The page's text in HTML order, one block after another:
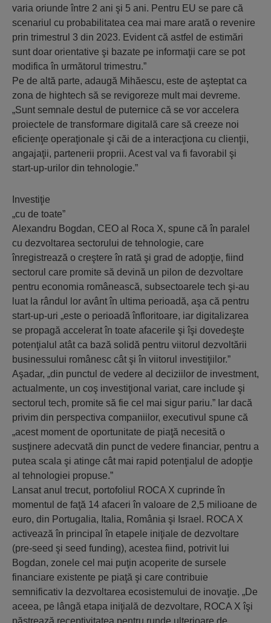
varia oriunde între 2 ani şi 5 ani. Pentru EU se pare că
scenariul cu probabilitatea cea mai mare arată o revenire
prin trimestrul 3 din 2023. Evident că astfel de estimări
sunt doar orientative şi bazate pe informaţii care se pot
modifica în următorul trimestru.”
Pe de altă parte, adaugă Mihăescu, este de aşteptat ca
zona de hightech să se revigoreze mult mai devreme.
„Sunt semnale destul de puternice că se vor accelera
proiectele de transformare digitală care să creeze noi
eficienţe operaţionale şi căi de a interacţiona cu clienţii,
angajaţii, partenerii proprii. Acest val va fi favorabil şi
start-up-urilor din tehnologie.”
Investiţie
„cu de toate”
Alexandru Bogdan, CEO al Roca X, spune că în paralel
cu dezvoltarea sectorului de tehnologie, care
înregistrează o creştere în rată şi grad de adopţie, fiind
sectorul care promite să devină un pilon de dezvoltare
pentru economia românească, subsectoarele tech şi-au
luat la rândul lor avânt în ultima perioadă, aşa că pentru
start-up-uri „este o perioadă înfloritoare, iar digitalizarea
se propagă accelerat în toate afacerile şi îşi dovedeşte
potenţialul atât ca bază solidă pentru viitorul dezvoltării
businessului românesc cât şi în viitorul investiţiilor.”
Aşadar, „din punctul de vedere al deciziilor de investment,
actualmente, un coş investiţional variat, care include şi
sectorul tech, promite să fie cel mai sigur pariu.” Iar dacă
privim din perspectiva companiilor, executivul spune că
„acest moment de oportunitate de piaţă necesită o
susţinere adecvată din punct de vedere financiar, pentru a
putea scala şi atinge cât mai rapid potenţialul de adopţie
al tehnologiei propuse.”
Lansat anul trecut, portofoliul ROCA X cuprinde în
momentul de faţă 14 afaceri în valoare de 2,5 milioane de
euro, din Portugalia, Italia, România şi Israel. ROCA X
activează în principal în etapele iniţiale de dezvoltare
(pre-seed şi seed funding), acestea fiind, potrivit lui
Bogdan, zonele cel mai puţin acoperite de sursele
financiare existente pe piaţă şi care contribuie
semnificativ la dezvoltarea ecosistemului de inovaţie. „De
aceea, pe lângă etapa iniţială de dezvoltare, ROCA X îşi
păstrează receptivitatea pentru runde ulterioare de